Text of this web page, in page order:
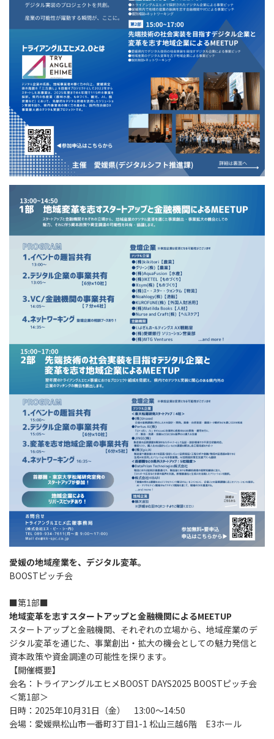
愛媛の地域産業を、デジタル変革。
BOOSTピッチ会
■第1部■
地域変革を志すスタートアップと金融機関によるMEETUP
スタートアップと金融機関、それぞれの立場から、地域産業のデ
ジタル変革を通じた、事業創出・拡大の機会としての魅力発信と
資本政策や資金調達の可能性を探ります。
【開催概要】
会名：トライアングルエヒメBOOST DAYS2025 BOOSTピッチ会
＜第1部＞
日時：2025年10月31日（金） 13:00～14:50
会場：愛媛県松山市一番町3丁目1-1 松山三越6階 E3ホール